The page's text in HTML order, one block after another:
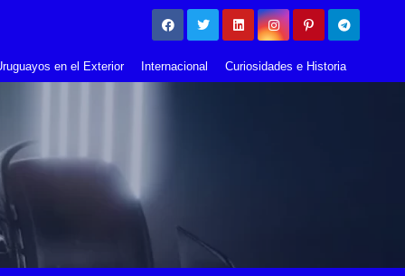
en el Exterior Internacional Curiosidades e Historia